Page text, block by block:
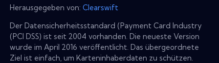
Herausgegeben von: Clearswift
Der Datensicherheitsstandard (Payment Card Industry
(PCI DSS) ist seit 2004 vorhanden. Die neueste Version
wurde im April 2016 veröffentlicht. Das übergeordnete
Ziel ist einfach, um Karteninhaberdaten zu schützen.